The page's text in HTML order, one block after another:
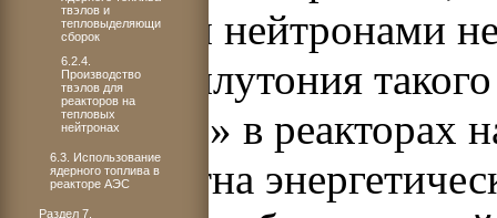
тепловыми нейтронами
ценность плутония
«сжигании» в
эквивалентна
твэлов и
тепловыделяющих
сборок
6.2.4.
Производство
твэлов для
реакторов на
тепловых
нейтронах
6.3. Использование
ядерного топлива в
реакторе АЭС
Раздел 7.